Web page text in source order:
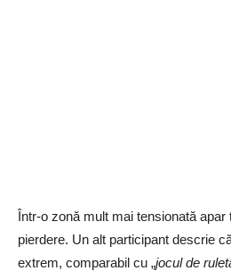
Într-o zonă mult mai tensionată
pierdere. Un alt participant descrie
extrem, comparabil cu „jocul de